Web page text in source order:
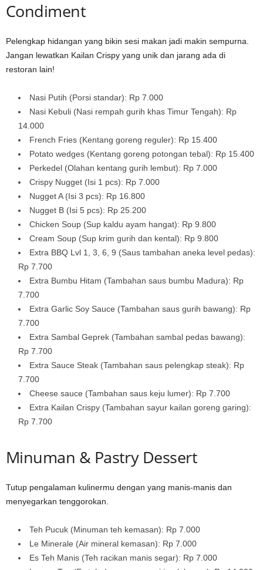
Condiment
Pelengkap hidangan yang bikin sesi makan jadi makin sempurna.
Jangan lewatkan Kailan Crispy yang unik dan jarang ada di
restoran lain!
Nasi Putih (Porsi standar): Rp 7.000
Nasi Kebuli (Nasi rempah gurih khas Timur Tengah): Rp
14.000
French Fries (Kentang goreng reguler): Rp 15.400
Potato wedges (Kentang goreng potongan tebal): Rp 15.400
Perkedel (Olahan kentang gurih lembut): Rp 7.000
Crispy Nugget (Isi 1 pcs): Rp 7.000
Nugget A (Isi 3 pcs): Rp 16.800
Nugget B (Isi 5 pcs): Rp 25.200
Chicken Soup (Sup kaldu ayam hangat): Rp 9.800
Cream Soup (Sup krim gurih dan kental): Rp 9.800
Extra BBQ Lvl 1, 3, 6, 9 (Saus tambahan aneka level pedas):
Rp 7.700
Extra Bumbu Hitam (Tambahan saus bumbu Madura): Rp
7.700
Extra Garlic Soy Sauce (Tambahan saus gurih bawang): Rp
7.700
Extra Sambal Geprek (Tambahan sambal pedas bawang):
Rp 7.700
Extra Sauce Steak (Tambahan saus pelengkap steak): Rp
7.700
Cheese sauce (Tambahan saus keju lumer): Rp 7.700
Extra Kailan Crispy (Tambahan sayur kailan goreng garing):
Rp 7.700
Minuman & Pastry Dessert
Tutup pengalaman kulinermu dengan yang manis-manis dan
menyegarkan tenggorokan.
Teh Pucuk (Minuman teh kemasan): Rp 7.000
Le Minerale (Air mineral kemasan): Rp 7.000
Es Teh Manis (Teh racikan manis segar): Rp 7.000